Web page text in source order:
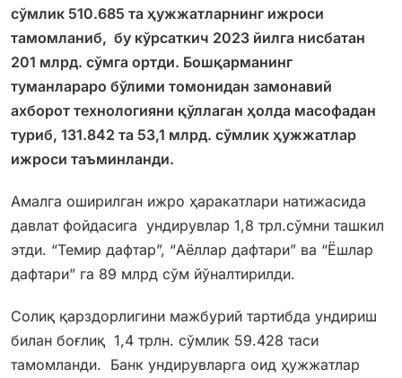
сўмлик 510.685 та ҳужжатларнинг ижроси
тамомланиб, бу кўрсаткич 2023 йилга нисбатан
201 млрд. сўмга ортди. Бошқарманинг
туманлараро бўлими томонидан замонавий
ахборот технологияни қўллаган ҳолда масофадан
туриб, 131.842 та 53,1 млрд. сўмлик ҳужжатлар
ижроси таъминланди.
Амалга оширилган ижро ҳаракатлари натижасида
давлат фойдасига ундирувлар 1,8 трл.сўмни ташкил
этди. “Темир дафтар”, “Аёллар дафтари” ва “Ёшлар
дафтари” га 89 млрд сўм йўналтирилди.
Солиқ қарздорлигини мажбурий тартибда ундириш
билан боғлиқ 1,4 трлн. сўмлик 59.428 таси
тамомланди. Банк ундирувларга оид ҳужжатлар